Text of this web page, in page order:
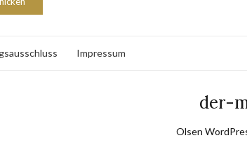
Impressum
der-
Olsen